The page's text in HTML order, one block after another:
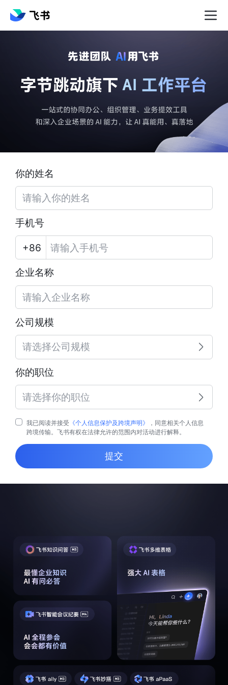
你的姓名
手机号
企业名称
公司规模
请选择公司规模
你的职位
请选择你的职位
我已阅读并接受 《个人信息保护及跨境声明》
，同意相关个人信息
跨境传输。飞书有权在法律允许的范围内对活动进行解释。
提交